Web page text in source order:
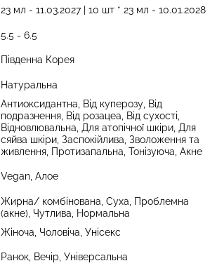
23 мл - 11.03.2027 | 10 шт * 23 мл - 10.01.2028
5.5 - 6.5
Південна Корея
Натуральна
Антиоксидантна, Від куперозу, Від
подразнення, Від розацеа, Від сухості,
Відновлювальна, Для атопічної шкіри, Для
сяйва шкіри, Заспокійлива, Зволоження та
живлення, Протизапальна, Тонізуюча, Акне
Vegan, Алое
Жирна/ комбінована, Суха, Проблемна
(акне), Чутлива, Нормальна
Жіноча, Чоловіча, Унісекс
Ранок, Вечір, Універсальна